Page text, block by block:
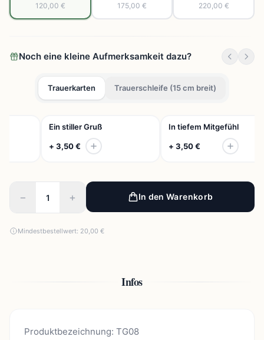
120,00 € 175,00 € 220,00 €
Noch eine kleine Aufmerksamkeit dazu?
Trauerkarten Trauerschleife (15 cm breit)
Ein stiller Gruß
+ 3,50 €
In tiefem Mitgefühl
+ 3,50 €
− + In den Warenkorb
Mindestbestellwert: 20,00 €
Infos
Produktbezeichnung: TG08